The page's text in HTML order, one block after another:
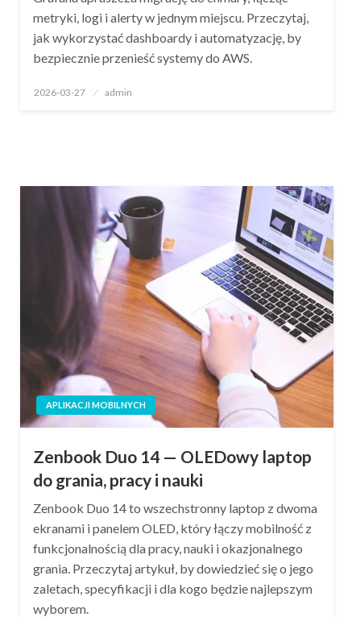
metryki, logi i alerty w jednym miejscu. Przeczytaj,
jak wykorzystać dashboardy i automatyzację, by
bezpiecznie przenieść systemy do AWS.
Opublikowane
2026-03-27 admin
APLIKACJI MOBILNYCH
Zenbook Duo 14 — OLEDowy laptop
do grania, pracy i nauki
Zenbook Duo 14 to wszechstronny laptop z dwoma
ekranami i panelem OLED, który łączy mobilność z
funkcjonalnością dla pracy, nauki i okazjonalnego
grania. Przeczytaj artykuł, by dowiedzieć się o jego
zaletach, specyfikacji i dla kogo będzie najlepszym
wyborem.